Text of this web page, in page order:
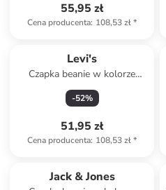
55,95 zł
Cena producenta: 108,53 zł*
Levi's
Czapka beanie w kolorze
czarnym
-52%
51,95 zł
Cena producenta: 108,53 zł*
Jack & Jones